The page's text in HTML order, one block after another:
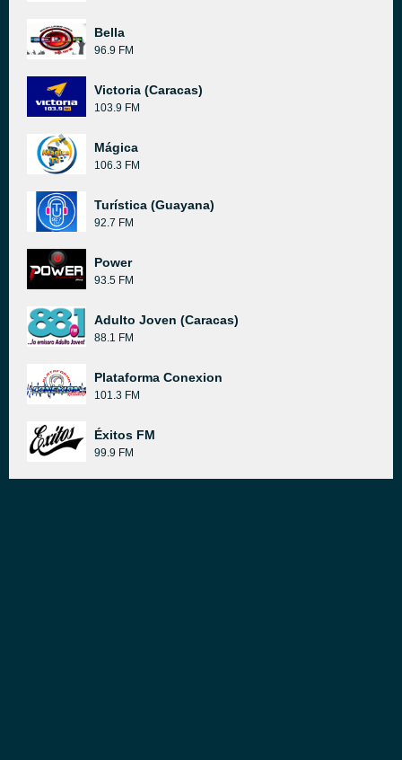
Bella
96.9 FM
Victoria (Caracas)
103.9 FM
Mágica
106.3 FM
Turística (Guayana)
92.7 FM
Power
93.5 FM
Adulto Joven (Caracas)
88.1 FM
Plataforma Conexion
101.3 FM
Éxitos FM
99.9 FM